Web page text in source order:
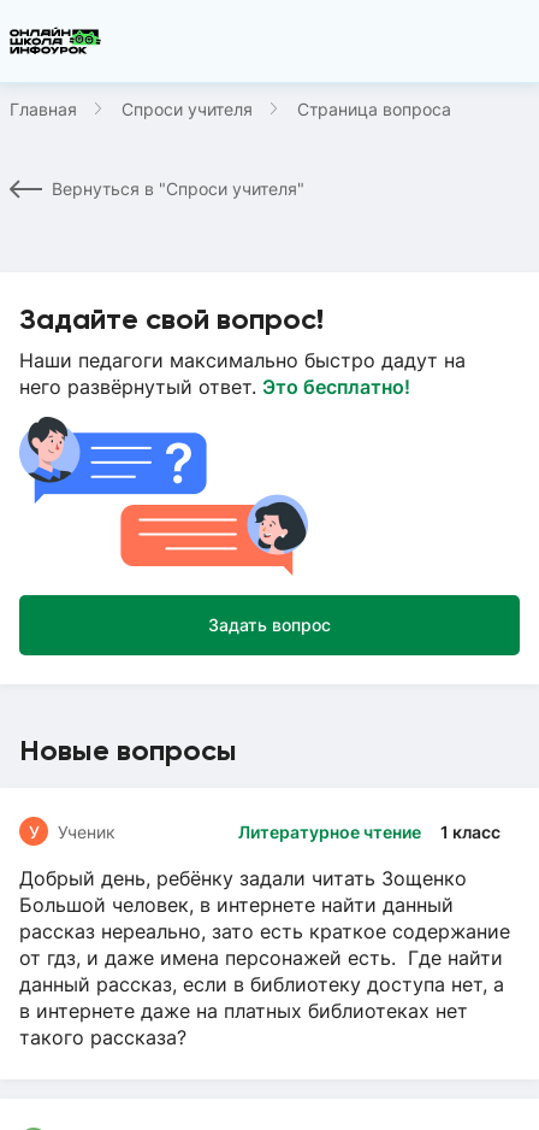
Главная Спроси учителя Страница вопроса
Вернуться в "Спроси учителя"
Задайте свой вопрос!
Наши педагоги максимально быстро дадут на
него развёрнутый ответ. Это бесплатно!
Задать вопрос
Новые вопросы
Литературное чтение 1 класс
У Ученик
Добрый день, ребёнку задали читать Зощенко
Большой человек, в интернете найти данный
рассказ нереально, зато есть краткое содержание
от гдз, и даже имена персонажей есть. Где найти
данный рассказ, если в библиотеку доступа нет, а
в интернете даже на платных библиотеках нет
такого рассказа?